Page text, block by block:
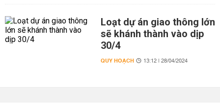
Loạt dự án giao thông lớn
sẽ khánh thành vào dịp
30/4
QUY HOẠCH 13:12 | 28/04/2024